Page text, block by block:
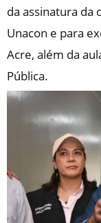
da assinatura da
Unacon e para
Acre, além da
Pública.